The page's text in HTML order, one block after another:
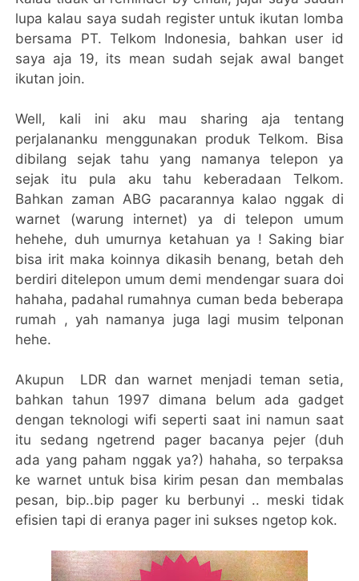
lupa kalau saya sudah register untuk ikutan lomba
bersama PT. Telkom Indonesia, bahkan user id
saya aja 19, its mean sudah sejak awal banget
ikutan join.
Well, kali ini aku mau sharing aja tentang
perjalananku menggunakan produk Telkom. Bisa
dibilang sejak tahu yang namanya telepon ya
sejak itu pula aku tahu keberadaan Telkom.
Bahkan zaman ABG pacarannya kalao nggak di
warnet (warung internet) ya di telepon umum
hehehe, duh umurnya ketahuan ya ! Saking biar
bisa irit maka koinnya dikasih benang, betah deh
berdiri ditelepon umum demi mendengar suara doi
hahaha, padahal rumahnya cuman beda beberapa
rumah , yah namanya juga lagi musim telponan
hehe.
Akupun LDR dan warnet menjadi teman setia,
bahkan tahun 1997 dimana belum ada gadget
dengan teknologi wifi seperti saat ini namun saat
itu sedang ngetrend pager bacanya pejer (duh
ada yang paham nggak ya?) hahaha, so terpaksa
ke warnet untuk bisa kirim pesan dan membalas
pesan, bip..bip pager ku berbunyi .. meski tidak
efisien tapi di eranya pager ini sukses ngetop kok.